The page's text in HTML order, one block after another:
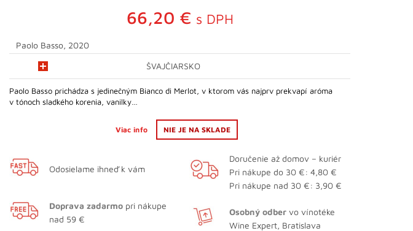
66,20 € s DPH
Paolo Basso, 2020
ŠVAJČIARSKO
Paolo Basso prichádza s jedinečným Bianco di Merlot, v ktorom vás najprv prekvapí aróma
v tónoch sladkého korenia, vanilky…
Viac info NIE JE NA SKLADE
Odosielame ihneď k vám
Doprava zadarmo pri nákupe
nad 59 €
Doručenie až domov – kuriér
Pri nákupe do 30 €: 4,80 €
Pri nákupe nad 30 €: 3,90 €
Osobný odbervo vínotéke
Wine Expert, Bratislava